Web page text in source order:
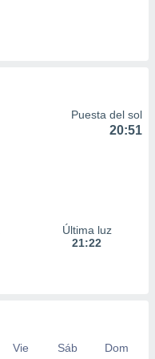
Puesta del sol
20:51
Última luz
21:22
Vie Sáb
Dom